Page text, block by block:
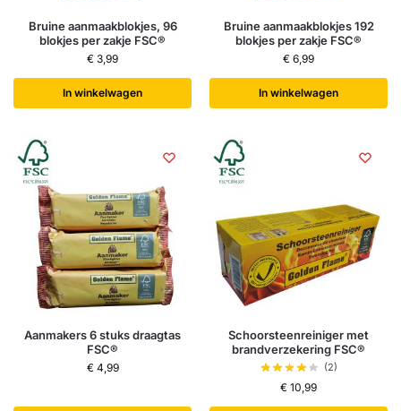
Bruine aanmaakblokjes, 96
blokjes per zakje FSC®
€ 3,99
In winkelwagen
Bruine aanmaakblokjes 192
blokjes per zakje FSC®
€ 6,99
In winkelwagen
Aanmakers 6 stuks draagtas
FSC®
€4,99
Schoorsteenreiniger met
brandverzekering FSC®
(2)
€ 10,99